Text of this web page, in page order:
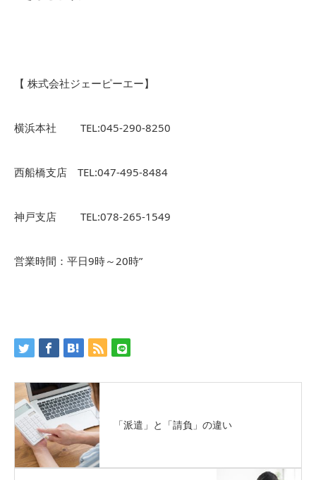
【 株式会社ジェーピーエー】
横浜本社 TEL:045-290-8250
西船橋支店 TEL:047-495-8484
神戸支店 TEL:078-265-1549
営業時間：平日9時～20時”
「派遣」と「請負」の違い